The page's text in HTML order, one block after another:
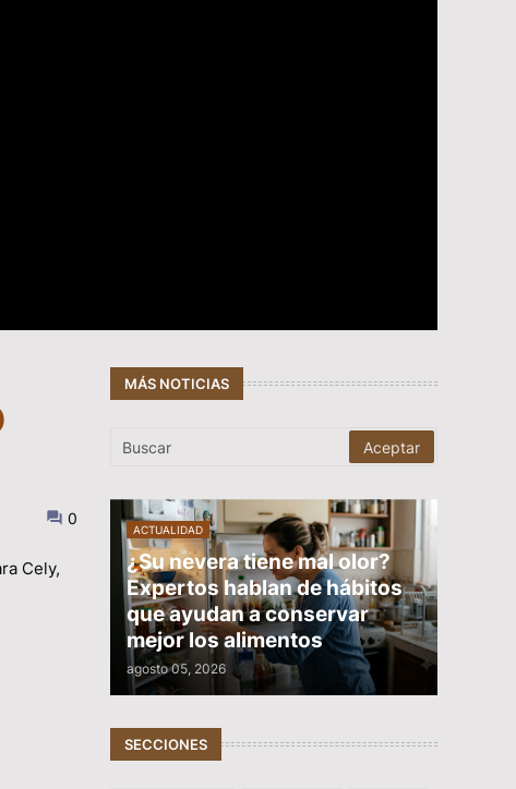
0
Cely,
MÁS NOTICIAS
ACTUALIDAD
¿Su nevera tiene mal olor?
Expertos hablan de hábitos
que ayudan a conservar
mejor los alimentos
agosto 05, 2026
SECCIONES